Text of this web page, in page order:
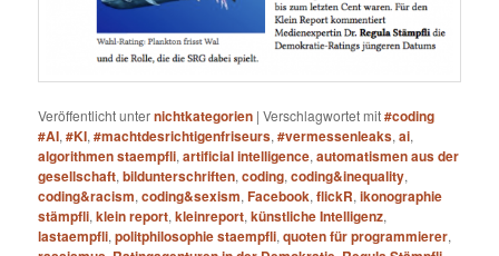
Veröffentlicht unternichtkategorien |Verschlagwortet mit#coding
#AI,#KI,#machtdesrichtigenfriseurs,#vermessenleaks,ai,
algorithmen staempfli,artificial intelligence,automatismen aus der
gesellschaft,bildunterschriften,coding,coding&inequality,
coding&racism,coding&sexism,Facebook,flickR,ikonographie
stämpfli,klein report,kleinreport,künstliche Intelligenz,
lastaempfli,politphilosophie staempfli,quoten für programmierer,